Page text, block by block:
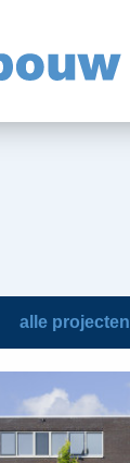
alle projecten